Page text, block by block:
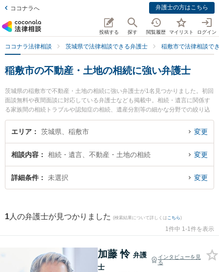
ココナラへ 弁護士の方はこちら
投稿する 探す 閲覧履歴 マイリスト ログイン
ココナラ法律相談 茨城県で法律相談できる弁護士 稲敷市で法律相談で
稲敷市の不動産・土地の相続に強い弁護士
茨城県の稲敷市で不動産・土地の相続に強い弁護士が1名見つかりました。初回
面談無料や夜間面談に対応している弁護士なども掲載中。相続・遺言に関係す
る家族間の相続トラブルや認知症の相続、遺産分割等の細かな分野での絞り込
み検索もでき便利です。特に加藤法律事務所の加藤 怜弁護士のプロフィール情
報や弁護士費用、強みなどが注目されています。『稲敷市で土日や夜間に発生
回相談無料で不動産・土地の相続を法律相談できる稲敷市内の弁護士に相談予
約したい』などでお困りの相談者さんにおすすめです。
エリア 茨城県、稲敷市 変更
相談内容 相続・遺言、不動産・土地の相続 変更
詳細条件 未選択 変更
1 人の弁護士が見つかりました (検索結果について詳しくは こちら)
1件中 1-1件を表示
加藤 怜 弁護
士
インタビューを見
る